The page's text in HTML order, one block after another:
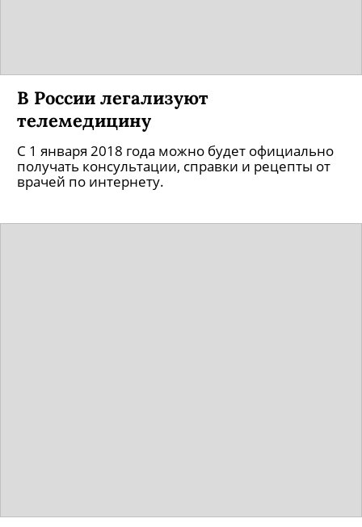
В России легализуют
телемедицину
С 1 января 2018 года можно будет официально
получать консультации, справки и рецепты от
врачей по интернету.